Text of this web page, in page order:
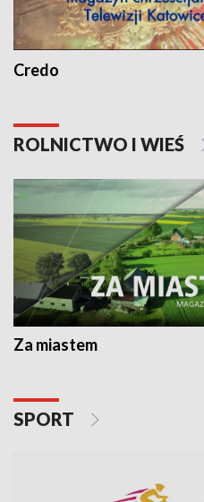
Credo
ROLNICTWO I WIEŚ
Za miastem
SPORT